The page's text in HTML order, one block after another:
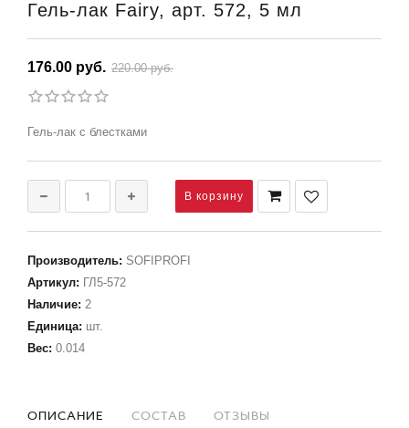
Гель-лак Fairy, арт. 572, 5 мл
176.00 руб. 220.00 руб.
Гель-лак с блестками
Производитель: SOFIPROFI
Артикул: ГЛ5-572
Наличие: 2
Единица: шт.
Вес: 0.014
ОПИСАНИЕ СОСТАВ
ОТЗЫВЫ